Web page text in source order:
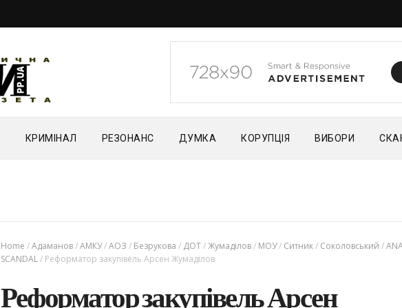
КРИМІНАЛ РЕЗОНАНС ДУМКА КОРУПЦІЯ ВИБОРИ
Home /Адаманов/АМКУ/АОЗ / Безрукова / ДОТ/Жумаділов/ МОУ/ Ситник/ Соколовський /
SCANDAL/ Реформатор закупівель Арсен Жумаділов
Реформатор закупівель Арсен